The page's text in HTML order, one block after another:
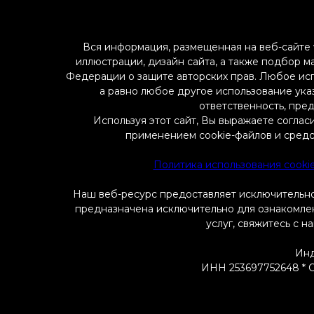
Вся информация, размещенная на веб-сайте
иллюстрации, дизайн сайта, а также подбор
Федерации о защите авторских прав. Любое
а равно любое другое использование
ответственность,
Используя этот сайт, Вы выражаете
применением cookie-файлов и
Политика использования
Наш веб-ресурс предоставляет
предназначена исключительно для
услуг, свяжитесь с
ИНН 253697752648 *